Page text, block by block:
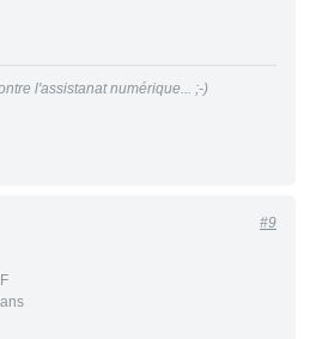
l'assistanat numérique... ;-)
#9